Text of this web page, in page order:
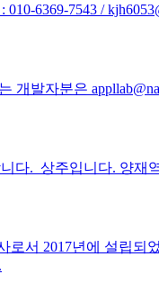
6369-7543 /
발자분은
다. ​ 상주입니다. 양
서 2017년에 설립